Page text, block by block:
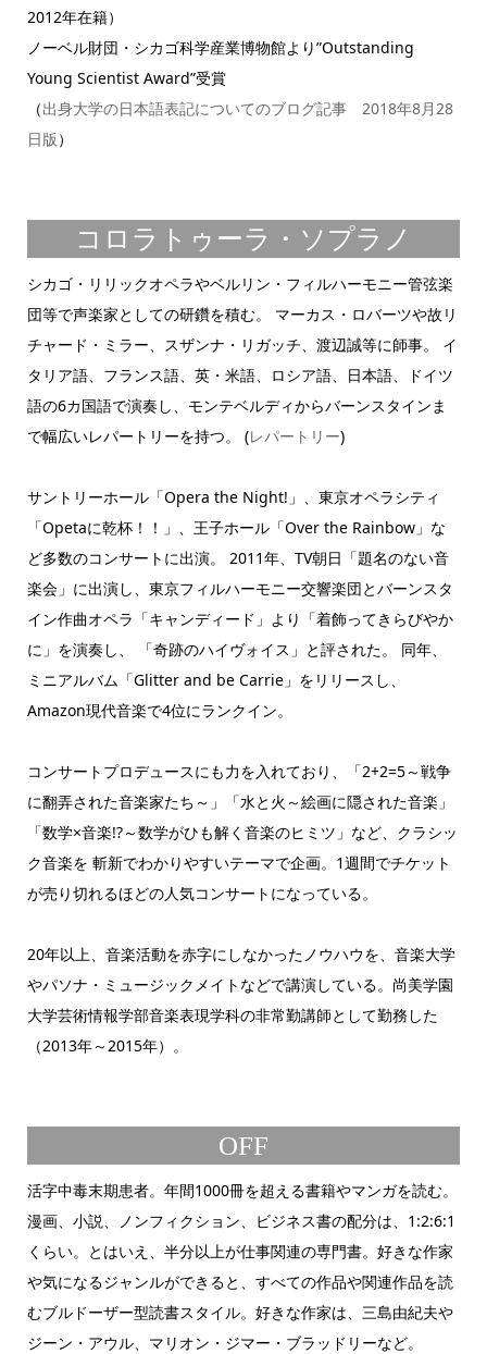
2012年在籍）
ノーベル財団・シカゴ科学産業博物館より”Outstanding
Young Scientist Award”受賞
（出身大学の日本語表記についてのブログ記事 2018年8月28
日版）
コロラトゥーラ・ソプラノ
シカゴ・リリックオペラやベルリン・フィルハーモニー管弦楽
団等で声楽家としての研鑽を積む。 マーカス・ロバーツや故リ
チャード・ミラー、スザンナ・リガッチ、渡辺誠等に師事。 イ
タリア語、フランス語、英・米語、ロシア語、日本語、ドイツ
語の6カ国語で演奏し、モンテベルディからバーンスタインま
で幅広いレパートリーを持つ。 (レパートリー)
サントリーホール「Opera the Night!」、東京オペラシティ
「Opetaに乾杯！！」、王子ホール「Over the Rainbow」な
ど多数のコンサートに出演。 2011年、TV朝日「題名のない音
楽会」に出演し、東京フィルハーモニー交響楽団とバーンスタ
イン作曲オペラ「キャンディード」より「着飾ってきらびやか
に」を演奏し、 「奇跡のハイヴォイス」と評された。 同年、
ミニアルバム「Glitter and be Carrie」をリリースし、
Amazon現代音楽で4位にランクイン。
コンサートプロデュースにも力を入れており、「2+2=5～戦争
に翻弄された音楽家たち～」「水と火～絵画に隠された音楽」
「数学×音楽!?～数学がひも解く音楽のヒミツ」など、クラシッ
ク音楽を 斬新でわかりやすいテーマで企画。1週間でチケット
が売り切れるほどの人気コンサートになっている。
20年以上、音楽活動を赤字にしなかったノウハウを、音楽大学
やパソナ・ミュージックメイトなどで講演している。尚美学園
大学芸術情報学部音楽表現学科の非常勤講師として勤務した
（2013年～2015年）。
OFF
活字中毒末期患者。年間1000冊を超える書籍やマンガを読む。
漫画、小説、ノンフィクション、ビジネス書の配分は、1:2:6:1
くらい。とはいえ、半分以上が仕事関連の専門書。好きな作家
や気になるジャンルができると、すべての作品や関連作品を読
むブルドーザー型読書スタイル。好きな作家は、三島由紀夫や
ジーン・アウル、マリオン・ジマー・ブラッドリーなど。